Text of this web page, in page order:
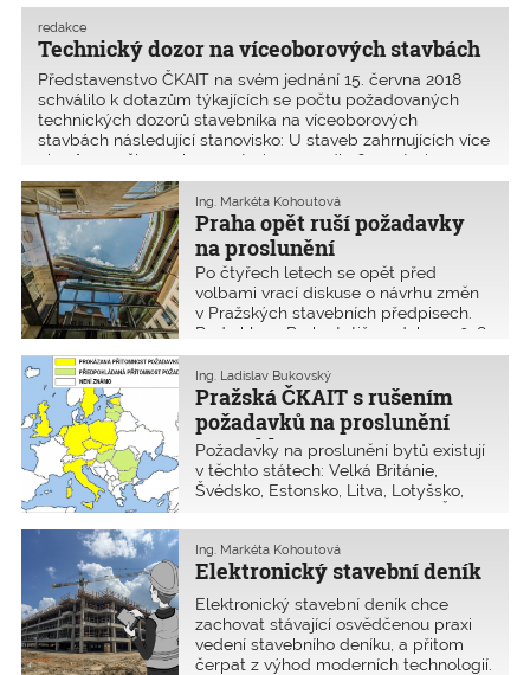
skutečnosti žádnou překážku na trhu ani pro architekty
a inženýry ze z
Technický dozor na víceoborových stavbách
redakce
Představenstvo ČKAIT na svém jednání 15. června 2018
schválilo k dotazům týkajících se počtu požadovaných
technických dozorů stavebníka na víceoborových
stavbách následující stanovisko: U staveb zahrnujících více
oborů – myšleno obory autorizace podle § 5 autoriza
Praha opět ruší požadavky
na proslunění
Ing. Markéta Kohoutová
Po čtyřech letech se opět před
volbami vrací diskuse o návrhu změn
v Pražských stavebních předpisech.
Rada hl. m. Prahy totiž 17. dubna 2018
odsouhlasila návrh na zrušení
požadavků na proslunění.
Pražská ČKAIT s rušením
požadavků na proslunění
nesouhlasí
Ing. Ladislav Bukovský
Požadavky na proslunění bytů existují
v těchto státech: Velká Británie,
Švédsko, Estonsko, Litva, Lotyšsko,
republika, Slovensko, Maďarsko,
Rumunsko, Bulharsko, Slovinsko
a Itálie
Elektronický stavební deník
Ing. Markéta Kohoutová
Elektronický stavební deník chce
zachovat stávající osvědčenou praxi
vedení stavebního deníku, a přitom
čerpat z výhod moderních technologií.